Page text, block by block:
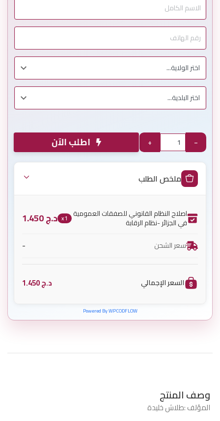
−
+ اطلب الآن
ملخص الطلب
اصلاح النظام القانوني للصفقات العمومية
في الجزائر -نظام الرقابة x1 د.ج
سعر الشحن -
السعر الإجمالي د.ج
Powered By WPCODFLOW
وصف المنتج
المؤلف :طلاش خليدة